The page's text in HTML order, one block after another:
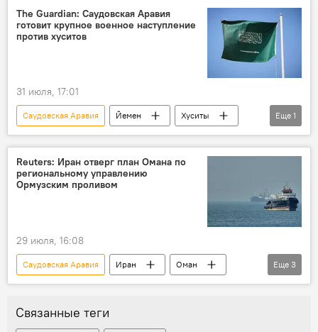
Алжир
Оман Нефть
The Guardian: Саудовская Аравия
готовит крупное военное наступление
против хуситов
31 июля, 17:01
Саудовская Аравия Йемен
Хуситы
Баб-эль-Мандебский пролив
Еще 1
Reuters: Иран отверг план Омана по
региональному управлению
Ормузским проливом
29 июля, 16:08
Саудовская Аравия Иран
Оман
Ормузский пролив
Еще 3
Связанные теги